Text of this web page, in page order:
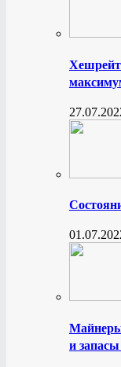
Хешрейт
и